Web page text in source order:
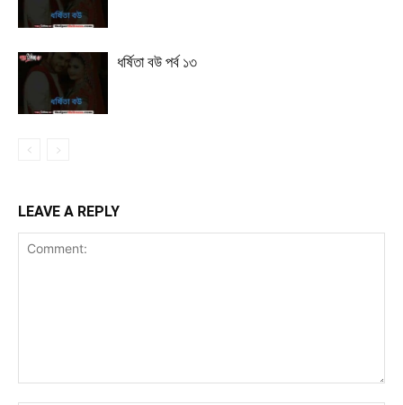
ধর্ষিতা বউ পর্ব ১৩
LEAVE A REPLY